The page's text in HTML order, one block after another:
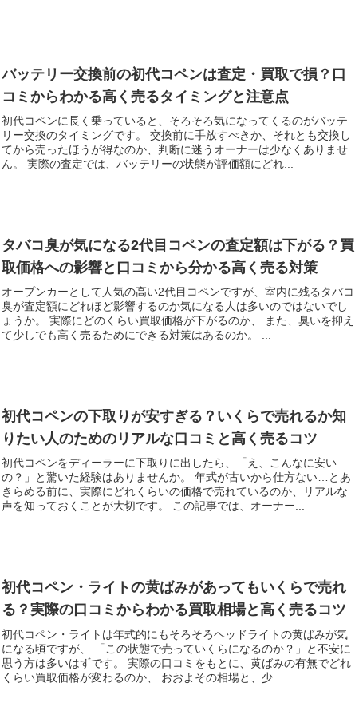
バッテリー交換前の初代コペンは査定・買取で損？口
コミからわかる高く売るタイミングと注意点
初代コペンに長く乗っていると、そろそろ気になってくるのがバッテ
リー交換のタイミングです。 交換前に手放すべきか、それとも交換し
てから売ったほうが得なのか、判断に迷うオーナーは少なくありませ
ん。 実際の査定では、バッテリーの状態が評価額にどれ...
タバコ臭が気になる2代目コペンの査定額は下がる？買
取価格への影響と口コミから分かる高く売る対策
オープンカーとして人気の高い2代目コペンですが、室内に残るタバコ
臭が査定額にどれほど影響するのか気になる人は多いのではないでし
ょうか。 実際にどのくらい買取価格が下がるのか、 また、臭いを抑え
て少しでも高く売るためにできる対策はあるのか。 ...
初代コペンの下取りが安すぎる？いくらで売れるか知
りたい人のためのリアルな口コミと高く売るコツ
初代コペンをディーラーに下取りに出したら、「え、こんなに安い
の？」と驚いた経験はありませんか。 年式が古いから仕方ない…とあ
きらめる前に、実際にどれくらいの価格で売れているのか、リアルな
声を知っておくことが大切です。 この記事では、オーナー...
初代コペン・ライトの黄ばみがあってもいくらで売れ
る？実際の口コミからわかる買取相場と高く売るコツ
初代コペン・ライトは年式的にもそろそろヘッドライトの黄ばみが気
になる頃ですが、 「この状態で売っていくらになるのか？」と不安に
思う方は多いはずです。 実際の口コミをもとに、黄ばみの有無でどれ
くらい買取価格が変わるのか、 おおよその相場と、少...